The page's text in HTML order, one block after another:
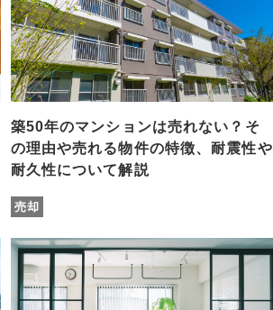
築50年のマンションは売れない？そ
の理由や売れる物件の特徴、耐震性や
耐久性について解説
売却